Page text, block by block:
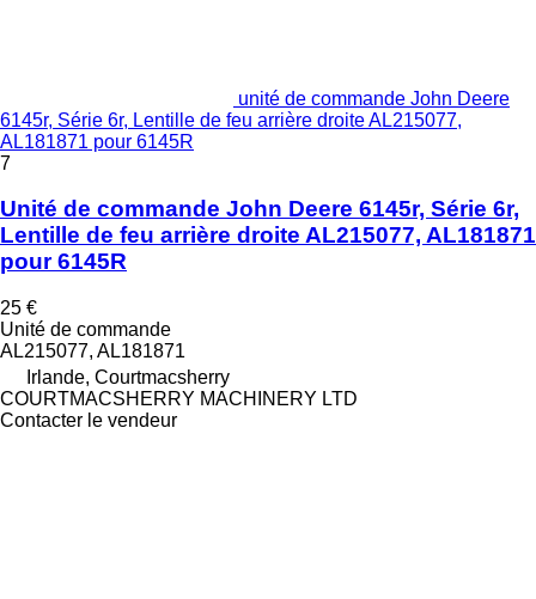
unité de commande John Deere
6145r, Série 6r, Lentille de feu arrière droite AL215077,
AL181871 pour 6145R
7
Unité de commande John Deere 6145r, Série 6r,
Lentille de feu arrière droite AL215077, AL181871
pour 6145R
25 €
Unité de commande
AL215077, AL181871
Irlande, Courtmacsherry
COURTMACSHERRY MACHINERY LTD
Contacter le vendeur